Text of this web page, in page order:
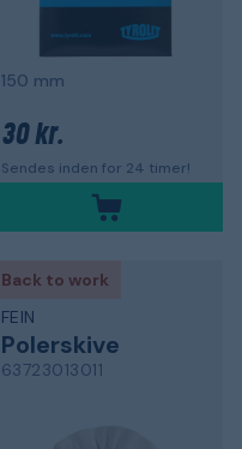
150 mm
30 kr.
Sendes inden for 24 timer!
Back to work
FEIN
Polerskive
63723013011